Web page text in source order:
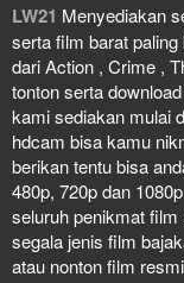
LW21 Menyediakan
serta film barat
dari Action , Crime ,
tonton serta
kami sediakan mulai
hdcam bisa kamu
berikan tentu bisa
480p, 720p dan
seluruh penikmat
segala jenis film
atau nonton film